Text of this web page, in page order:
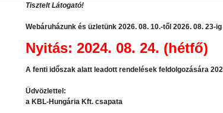
ellenállóképesség a pára
ellenállóképesség a
kis súly (könnyű
Tisztelt Látogató!
Webáruházunk és üzletünk 2026. 08. 10.-től 2026. 08. 23-ig
Nyitás: 2024. 08. 24. (hétfő)
A fenti időszak alatt leadott rendelések feldolgozására
Üdvözlettel:
a KBL-Hungária Kft. csapata